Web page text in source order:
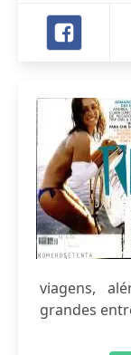
viagens,
grandes